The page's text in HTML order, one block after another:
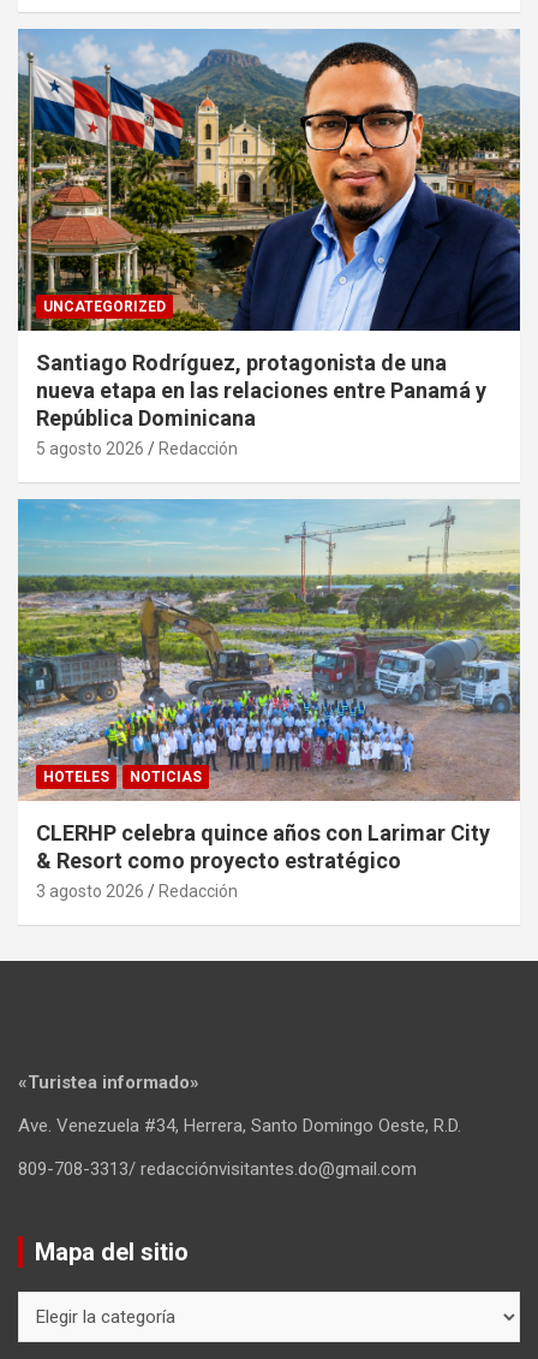
UNCATEGORIZED
Santiago Rodríguez, protagonista de una
nueva etapa en las relaciones entre Panamá y
República Dominicana
5 agosto 2026 Redacción
HOTELES NOTICIAS
CLERHP celebra quince años con Larimar City
& Resort como proyecto estratégico
3 agosto 2026 Redacción
«Turistea informado»
Ave. Venezuela #34, Herrera, Santo Domingo Oeste, R.D.
809-708-3313/ redacciónvisitantes.do@gmail.com
Mapa del sitio
del